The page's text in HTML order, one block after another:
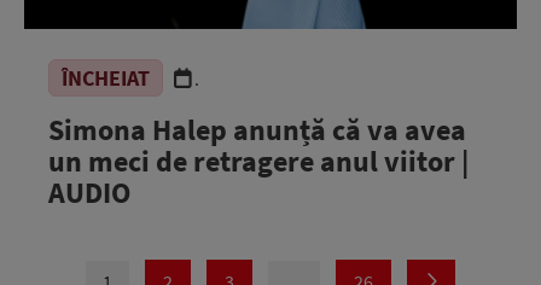
ÎNCHEIAT .
Simona Halep anunță că va avea
un meci de retragere anul viitor |
AUDIO